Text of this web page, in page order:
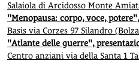
Salaiola di Arcidosso Monte
"Menopausa: corpo, voce,
Basis via Corzes 97 Silandro
"Atlante delle guerre",
Centro anziani via della Santa 1